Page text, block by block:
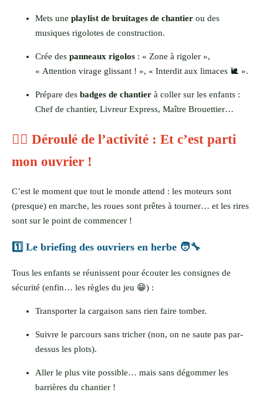
Mets une playlist de bruitages de chantier ou des
musiques rigolotes de construction.
Crée des panneaux rigolos : « Zone à rigoler »,
« Attention virage glissant ! », « Interdit aux limaces 🐌 ».
Prépare des badges de chantier à coller sur les enfants :
Chef de chantier, Livreur Express, Maître Brouettier…
🏃‍♂️ Déroulé de l’activité : Et c’est parti
mon ouvrier !
C’est le moment que tout le monde attend : les moteurs sont
(presque) en marche, les roues sont prêtes à tourner… et les rires
sont sur le point de commencer !
1️⃣ Le briefing des ouvriers en herbe 🧑‍🔧
Tous les enfants se réunissent pour écouter les consignes de
sécurité (enfin… les règles du jeu 😁) :
Transporter la cargaison sans rien faire tomber.
Suivre le parcours sans tricher (non, on ne saute pas par-
dessus les plots).
Aller le plus vite possible… mais sans dégommer les
barrières du chantier !